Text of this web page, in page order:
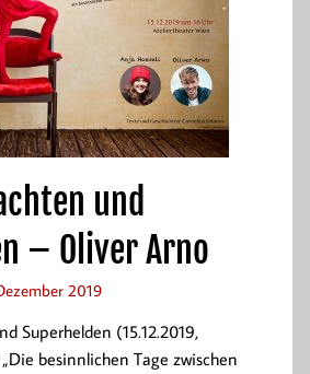
und
– Oliver Arno
2019
Superhelden (15.12.2019,
besinnlichen Tage zwischen